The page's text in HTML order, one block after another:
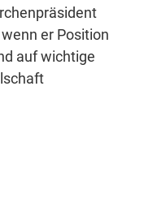
er Position
auf wichtige